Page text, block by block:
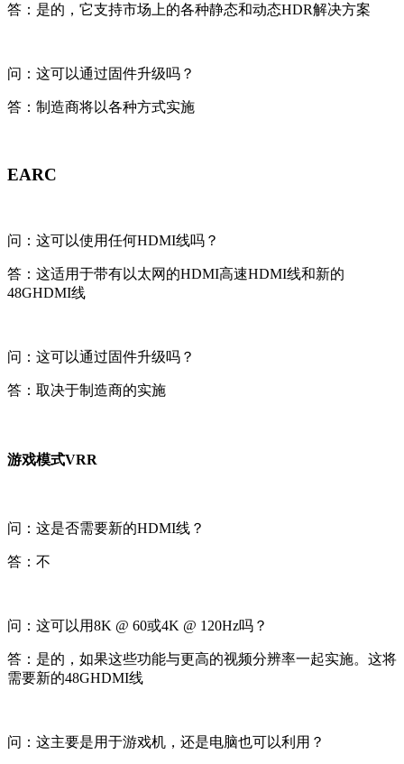
答：是的，它支持市场上的各种静态和动态HDR解决方案
问：这可以通过固件升级吗？
答：制造商将以各种方式实施
EARC
问：这可以使用任何HDMI线吗？
答：这适用于带有以太网的HDMI高速HDMI线和新的
48GHDMI线
问：这可以通过固件升级吗？
答：取决于制造商的实施
游戏模式VRR
问：这是否需要新的HDMI线？
答：不
问：这可以用8K @ 60或4K @ 120Hz吗？
答：是的，如果这些功能与更高的视频分辨率一起实施。这将
需要新的48GHDMI线
问：这主要是用于游戏机，还是电脑也可以利用？